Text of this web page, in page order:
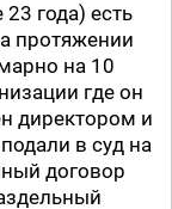
года) есть
протяжении
на 10
где он
директором и
в суд на
договор